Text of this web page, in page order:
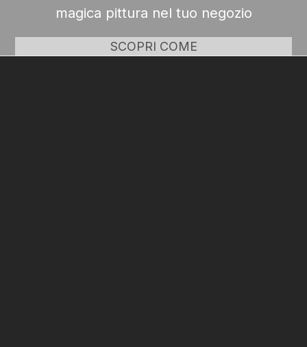
magica pittura nel tuo negozio
SCOPRI COME